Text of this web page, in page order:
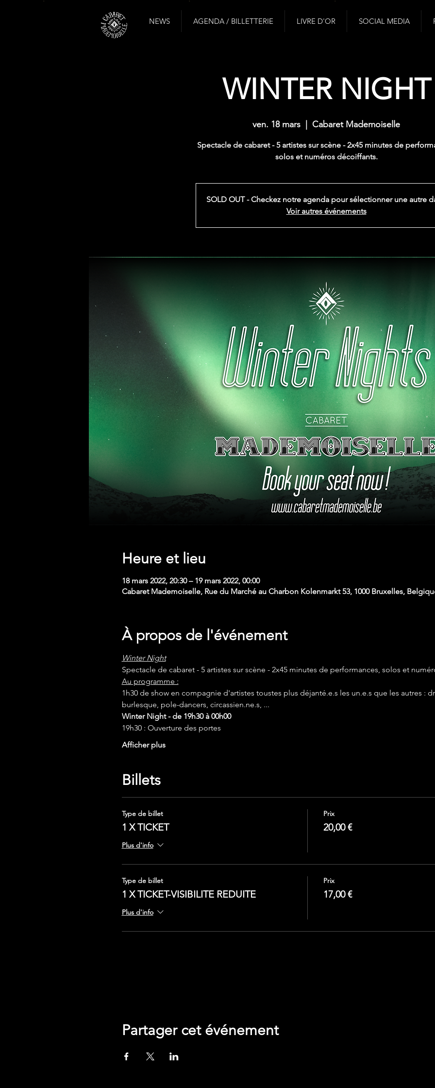
NEWS AGENDA / BILLETTERIE LIVRE D'OR SOCIAL MEDIA
WINTER NIGHT
ven. 18 mars Cabaret Mademoiselle
Spectacle de cabaret - 5 artistes sur scène - 2x45 minutes de
solos et numéros décoiffants.
SOLD OUT - Checkez notre agenda pour sélectionner une autre
Voir autres événements
Heure et lieu
18 mars 2022, 20:30 – 19 mars 2022, 00:00
Cabaret Mademoiselle, Rue du Marché au Charbon Kolenmarkt 53, 1000 Bruxelles,
À propos de l'événement
Winter Night
Spectacle de cabaret - 5 artistes sur scène - 2x45 minutes de performances, solos et
Au programme :
1h30 de show en compagnie d'artistes toustes plus déjanté.e.s les un.e.s que les autres :
burlesque, pole-dancers, circassien.ne.s, ...
Winter Night - de 19h30 à 00h00
19h30 : Ouverture des portes
Afficher plus
Billets
Type de billet
1 X TICKET
Plus d'info
Prix
20,00 €
Type de billet
1 X TICKET-VISIBILITE REDUITE
Plus d'info
Prix
17,00 €
Partager cet événement